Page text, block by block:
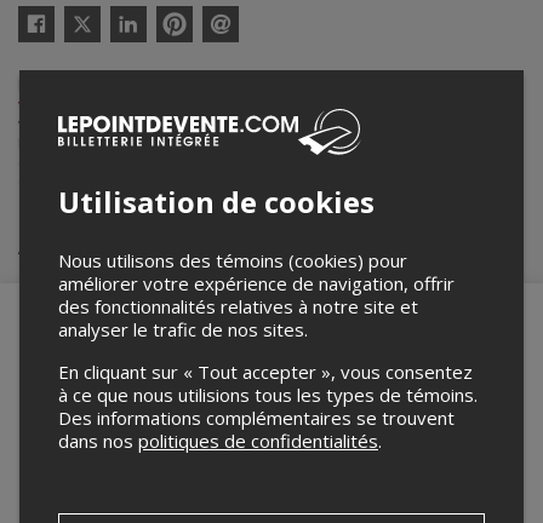
Twitter
vietnamien du Canada
dans le cadre de l’affichage en ligne et la
vente de billets pour ses événements.
Pour plus d’information à propos de cet événement, veuillez
contacter l’organisateur de l’événement,Centre culturel vietnamien
Achat de billets
Merci de confirmer que vous n'êtes pas un
robot ci-bas.
Utilisation de cookies
Nous utilisons des témoins (cookies) pour
améliorer votre expérience de navigation, offrir
des fonctionnalités relatives à notre site et
analyser le trafic de nos sites.
En cliquant sur « Tout accepter », vous consentez
à ce que nous utilisions tous les types de témoins.
Des informations complémentaires se trouvent
dans nos politiques de confidentialités.